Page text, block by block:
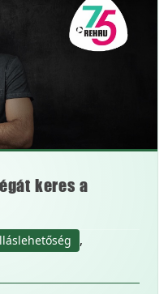
keres a
,